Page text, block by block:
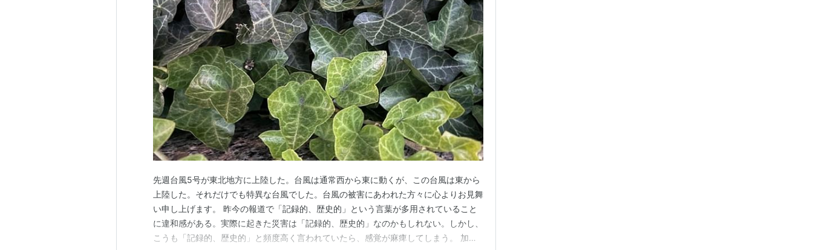
先週台風5号が東北地方に上陸した。台風は通常西から東に動くが、この台風は東から
上陸した。それだけでも特異な台風でした。台風の被害にあわれた方々に心よりお見舞
い申し上げます。 昨今の報道で「記録的、歴史的」という言葉が多用されていること
に違和感がある。実際に起きた災害は「記録的、歴史的」なのかもしれない。しかし、
こうも「記録的、歴史的」と頻度高く言われていたら、感覚が麻痺してしまう。 加え